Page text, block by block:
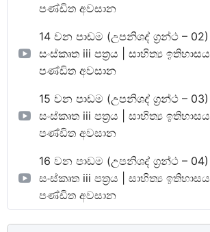
පණ්ඩිත අවසාන
14 වන පාඩම (උපනිශද් ග්‍රන්ථ – 02) |
සංස්කෘත iii පත්‍රය | සාහිත්‍ය ඉතිහාසය|
පණ්ඩිත අවසාන
15 වන පාඩම (උපනිශද් ග්‍රන්ථ – 03) |
සංස්කෘත iii පත්‍රය | සාහිත්‍ය ඉතිහාසය|
පණ්ඩිත අවසාන
16 වන පාඩම (උපනිශද් ග්‍රන්ථ – 04) |
සංස්කෘත iii පත්‍රය | සාහිත්‍ය ඉතිහාසය|
පණ්ඩිත අවසාන